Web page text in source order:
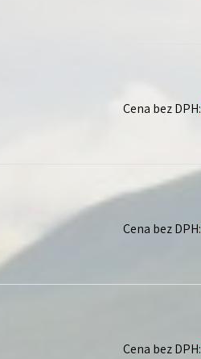
Cena bez DPH:
Cena bez DPH:
Cena bez DPH: